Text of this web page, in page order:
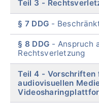
Teil 3
§ 7 DDG
§ 8 DDG
Anspruch
Rechtsverletzung
Teil 4
Vorschriften
audiovisuellen